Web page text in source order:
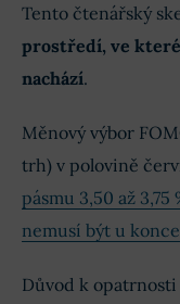
Tento čtenářský
prostředí, ve
nachází.
Měnový výbor
trh) v polovině
pásmu 3,50 až
nemusí být u konce
Důvod k